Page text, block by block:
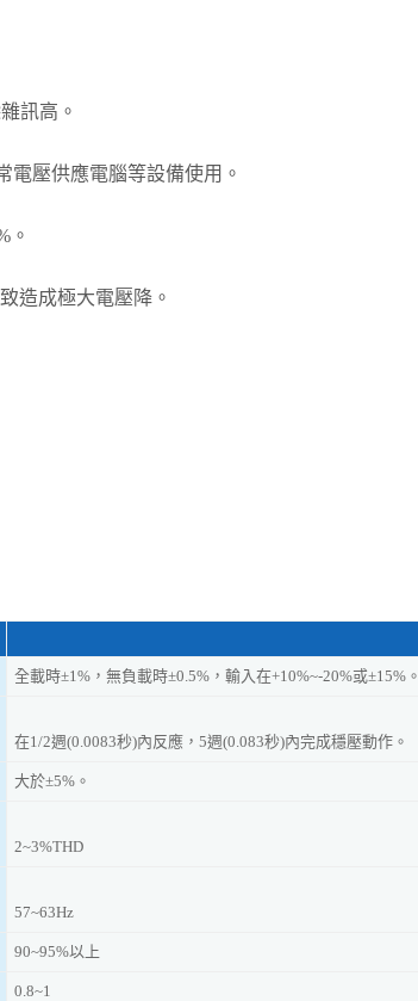
訊高。
電壓供應電腦等設備使用。
。
造成極大電壓降。
全載時±1%，無負載時±0.5%，輸入在+10%~-20%或±15%。
在1/2週(0.0083秒)內反應，5週(0.083秒)內完成穩壓動作。
大於±5%。
2~3%THD
57~63Hz
90~95%以上
0.8~1